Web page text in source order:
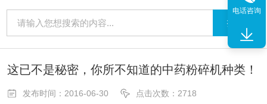
这已不是秘密，你所不知道的中药粉碎机种类！
发布时间：2016-06-30 点击次数：2718
电话咨询